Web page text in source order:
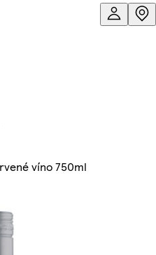
víno 750ml